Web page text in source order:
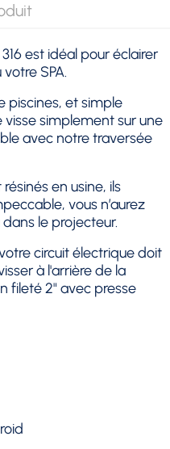
est idéal pour éclairer
SPA.
piscines, et simple
visse simplement sur une
avec notre traversée
en usine, ils
vous n’aurez
dans le projecteur.
circuit électrique doit
à l'arrière de la
fileté 2" avec presse